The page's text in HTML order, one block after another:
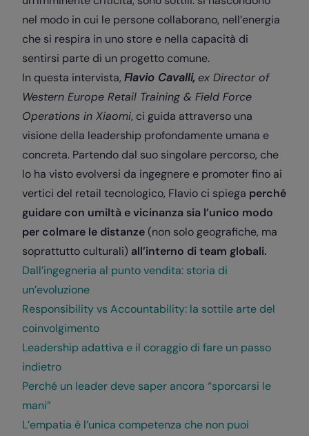
nel modo in cui le persone collaborano, nell’energia
che si respira in uno store e nella capacità di
sentirsi parte di un progetto comune.
In questa intervista, Flavio Cavalli,ex Director of
Western Europe Retail Training & Field Force
Operations in Xiaomi, ci guida attraverso una
visione della leadership profondamente umana e
concreta. Partendo dal suo singolare percorso, che
lo ha visto evolversi da ingegnere e promoter fino ai
vertici del retail tecnologico, Flavio ci spiega perché
guidare con umiltà e vicinanza sia l’unico modo
per colmare le distanze (non solo geografiche, ma
soprattutto culturali) all’interno di team globali.
Dall’ingegneria al punto vendita: storia di
un’evoluzione
Responsibility vs Accountability: la sottile arte del
coinvolgimento
Leadership adattiva e il coraggio di fare un passo
indietro
Perché un leader deve saper ancora “sporcarsi le
mani”
L’empatia è l’unica competenza che non puoi